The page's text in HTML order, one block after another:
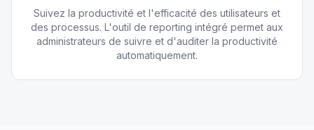
Suivez la productivité et l'efficacité des utilisateurs et
des processus. L'outil de reporting intégré permet aux
administrateurs de suivre et d'auditer la productivité
automatiquement.